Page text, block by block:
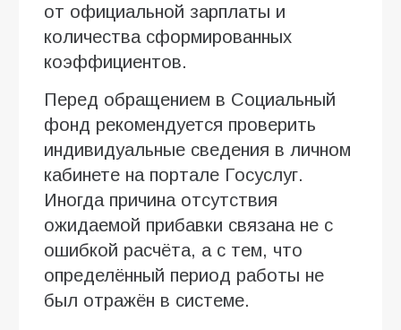
от официальной зарплаты и
количества сформированных
коэффициентов.
Перед обращением в Социальный
фонд рекомендуется проверить
индивидуальные сведения в личном
кабинете на портале Госуслуг.
Иногда причина отсутствия
ожидаемой прибавки связана не с
ошибкой расчёта, а с тем, что
определённый период работы не
был отражён в системе.